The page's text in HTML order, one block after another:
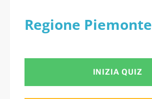
Regione Piemonte
INIZIA QUIZ